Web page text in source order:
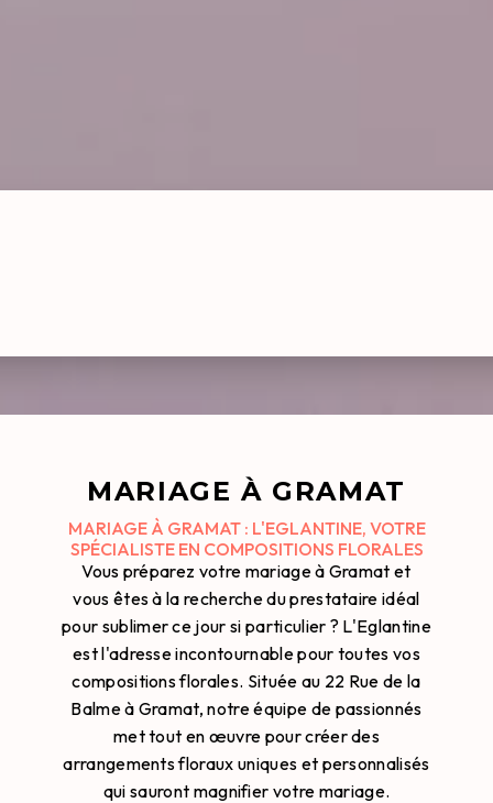
MARIAGE À GRAMAT
MARIAGE À GRAMAT : L'EGLANTINE, VOTRE
SPÉCIALISTE EN COMPOSITIONS FLORALES
Vous préparez votre mariage à Gramat et
vous êtes à la recherche du prestataire idéal
pour sublimer ce jour si particulier ? L'Eglantine
est l'adresse incontournable pour toutes vos
compositions florales. Située au 22 Rue de la
Balme à Gramat, notre équipe de passionnés
met tout en œuvre pour créer des
arrangements floraux uniques et personnalisés
qui sauront magnifier votre mariage.